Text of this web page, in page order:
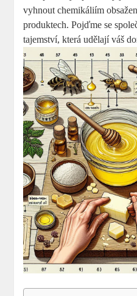
vyhnout chemikáliím
produktech. Pojďme se
tajemství, která udělají váš